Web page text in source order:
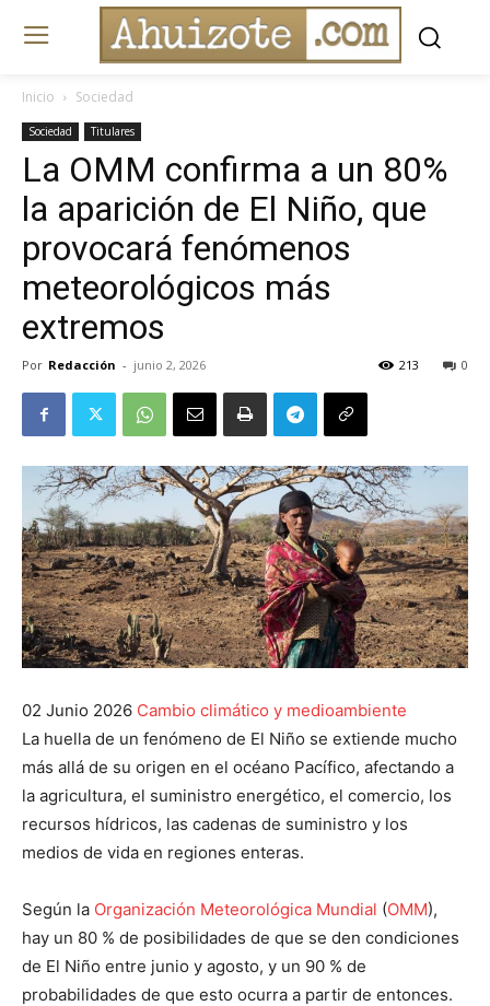
Inicio Sociedad
Sociedad Titulares
La OMM confirma a un 80%
la aparición de El Niño, que
provocará fenómenos
meteorológicos más
extremos
Por Redacción - junio 2, 2026 0
213
02 Junio 2026 Cambio climático y medioambiente
La huella de un fenómeno de El Niño se extiende mucho
más allá de su origen en el océano Pacífico, afectando a
la agricultura, el suministro energético, el comercio, los
recursos hídricos, las cadenas de suministro y los
medios de vida en regiones enteras.
Según la Organización Meteorológica Mundial (OMM),
hay un 80 % de posibilidades de que se den condiciones
de El Niño entre junio y agosto, y un 90 % de
probabilidades de que esto ocurra a partir de entonces.